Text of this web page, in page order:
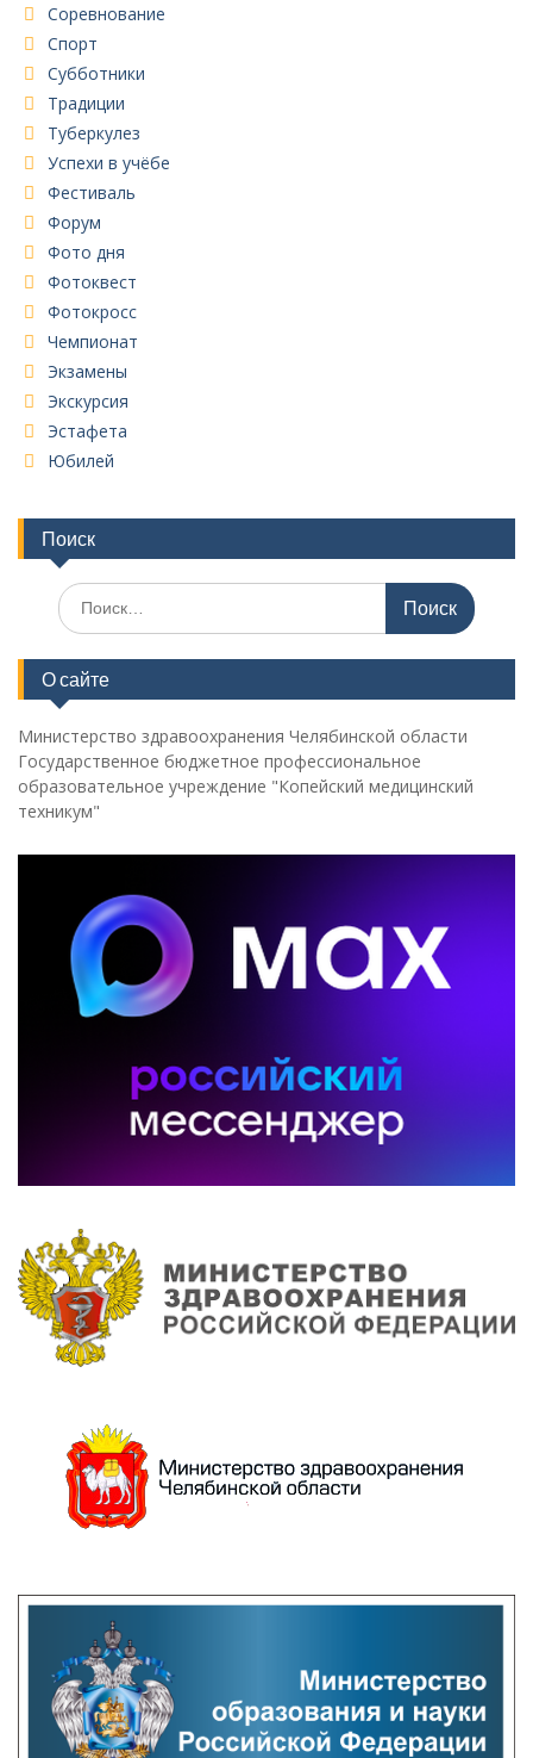
Соревнование
Спорт
Субботники
Традиции
Туберкулез
Успехи в учёбе
Фестиваль
Форум
Фото дня
Фотоквест
Фотокросс
Чемпионат
Экзамены
Экскурсия
Эстафета
Юбилей
Поиск
Поиск
по:
О сайте
Министерство здравоохранения Челябинской области
Государственное бюджетное профессиональное
образовательное учреждение "Копейский медицинский
техникум"